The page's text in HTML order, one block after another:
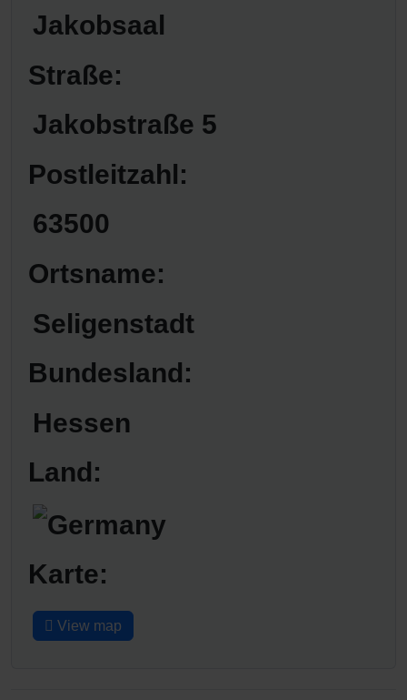
Jakobsaal
Straße:
Jakobstraße 5
Postleitzahl:
63500
Ortsname:
Seligenstadt
Bundesland:
Hessen
Land:
Karte:
View map